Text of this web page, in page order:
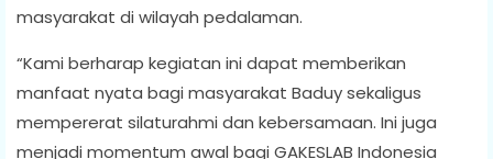
masyarakat di wilayah pedalaman.
“Kami berharap kegiatan ini dapat memberikan
manfaat nyata bagi masyarakat Baduy sekaligus
mempererat silaturahmi dan kebersamaan. Ini juga
menjadi momentum awal bagi GAKESLAB Indonesia